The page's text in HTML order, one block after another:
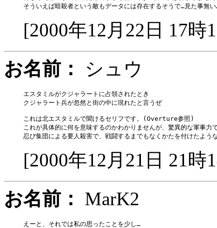
[2000年12月22日 17時
お名前：
シュウ
エスタミルがクジャラートに占領されたとき
クジャラート兵が忽然と街の中に現れたと言うぜ
これは北エスタミルで聞けるセリフです。(Overture参照)
これが具体的に何を意味するのかわかりませんが、驚異的な軍事力
[2000年12月21日 21時
お名前：
MarK2
えーと、それでは私の思ったことを少し…